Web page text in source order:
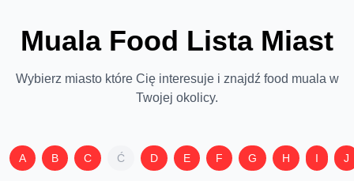
Muala Food Lista Miast
Wybierz miasto które Cię interesuje i znajdź food muala w
Twojej okolicy.
A B C Ć D E F G H I J